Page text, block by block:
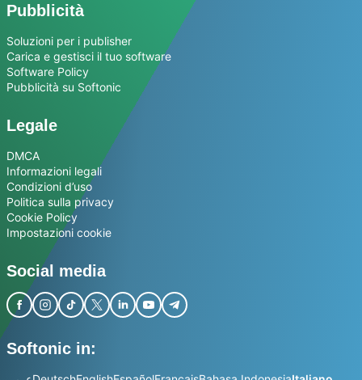
Pubblicità
Soluzioni per i publisher
Carica e gestisci il tuo software
Software Policy
Pubblicità su Softonic
Legale
DMCA
Informazioni legali
Condizioni d’uso
Politica sulla privacy
Cookie Policy
Impostazioni cookie
Social media
Softonic in: